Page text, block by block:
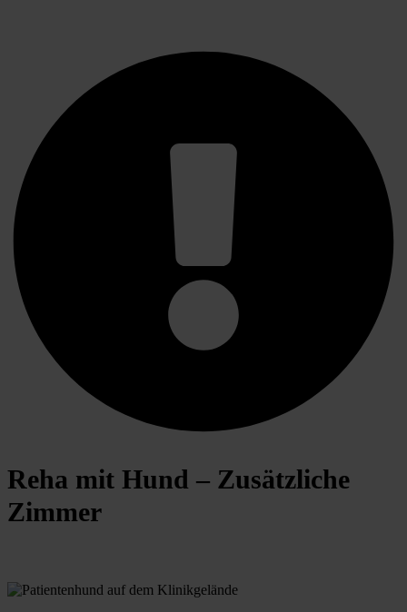
Reha mit Hund – Zusätzliche
Zimmer